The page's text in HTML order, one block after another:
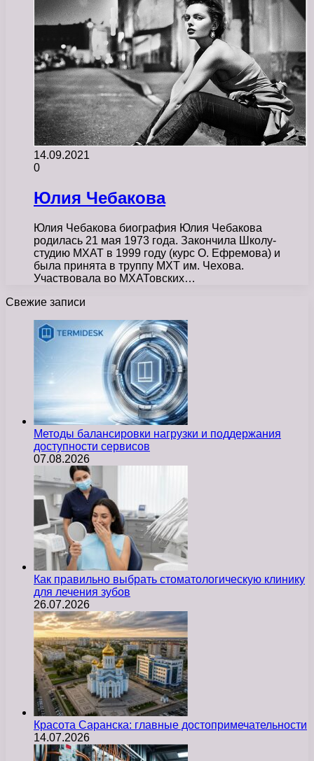
14.09.2021
0
Юлия Чебакова
Юлия Чебакова биография Юлия Чебакова
родилась 21 мая 1973 года. Закончила Школу-
студию МХАТ в 1999 году (курс О. Ефремова) и
была принята в труппу МХТ им. Чехова.
Участвовала во МХАТовских…
Свежие записи
Методы балансировки нагрузки и поддержания
доступности сервисов
07.08.2026
Как правильно выбрать стоматологическую клинику
для лечения зубов
26.07.2026
Красота Саранска: главные достопримечательности
14.07.2026